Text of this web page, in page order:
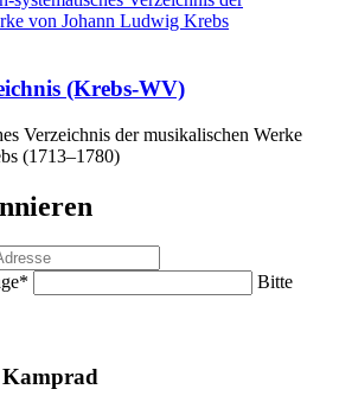
(Krebs-WV)
Verzeichnis der musikalischen Werke
(1713–1780)
*
Bitte
Kamprad